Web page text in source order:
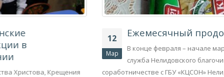
12 Ежемесячный продовольственный
В конце февраля – начале марта Церковная социальная
служба Нелидовского благочиния провела (в
соработничестве с ГБУ «КЦСОН» Нелидовского городского...